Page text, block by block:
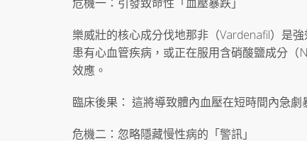
樂威壯的核心成分伐地那非（Vardenafil）是
患有心血管疾病，或正在服用含硝酸鹽成分
效應。
臨床後果： 這將導致體內血壓在短時間內急
危機二：忽略隱藏慢性病的「警訊」